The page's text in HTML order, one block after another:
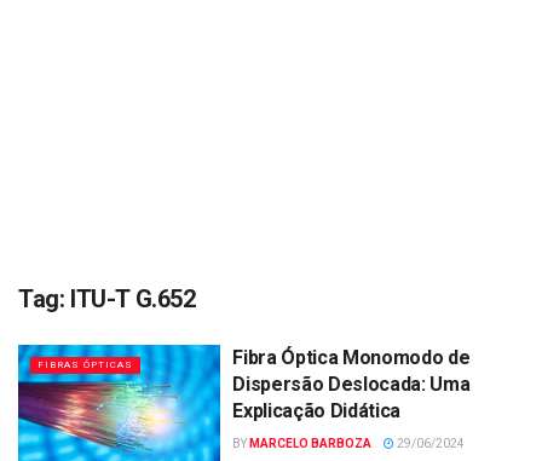
Tag: ITU-T G.652
FIBRAS ÓPTICAS
Fibra Óptica Monomodo de
Dispersão Deslocada: Uma
Explicação Didática
BY MARCELO BARBOZA 29/06/2024